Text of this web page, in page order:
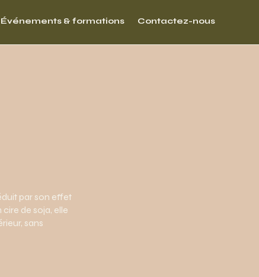
Événements & formations Contactez-nous
par son effet
de soja, elle
sans